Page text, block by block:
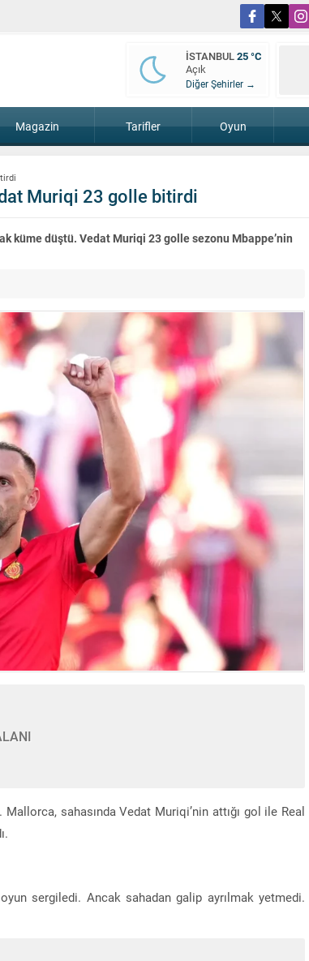
İSTANBUL25 °C
Açık
Diğer Şehirler →
Magazin Tarifler Oyun
Muriqi 23 golle bitirdi
küme düştü. Vedat Muriqi 23 golle sezonu Mbappe’nin
sahasında Vedat Muriqi’nin attığı gol ile Real
sergiledi. Ancak sahadan galip ayrılmak yetmedi.